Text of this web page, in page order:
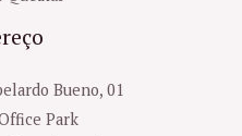
Bueno, 01
Park